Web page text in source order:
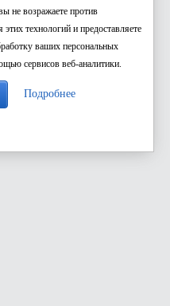
не возражаете против
этих технологий и предоставляете
ваших персональных
сервисов веб-аналитики.
Подробнее